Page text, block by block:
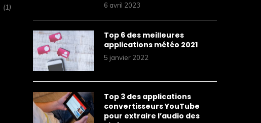
(1) 6 avril 2023
Top 6 des meilleures
applications météo 2021
5 janvier 2022
Top 3 des applications
convertisseurs YouTube
pour extraire l’audio des